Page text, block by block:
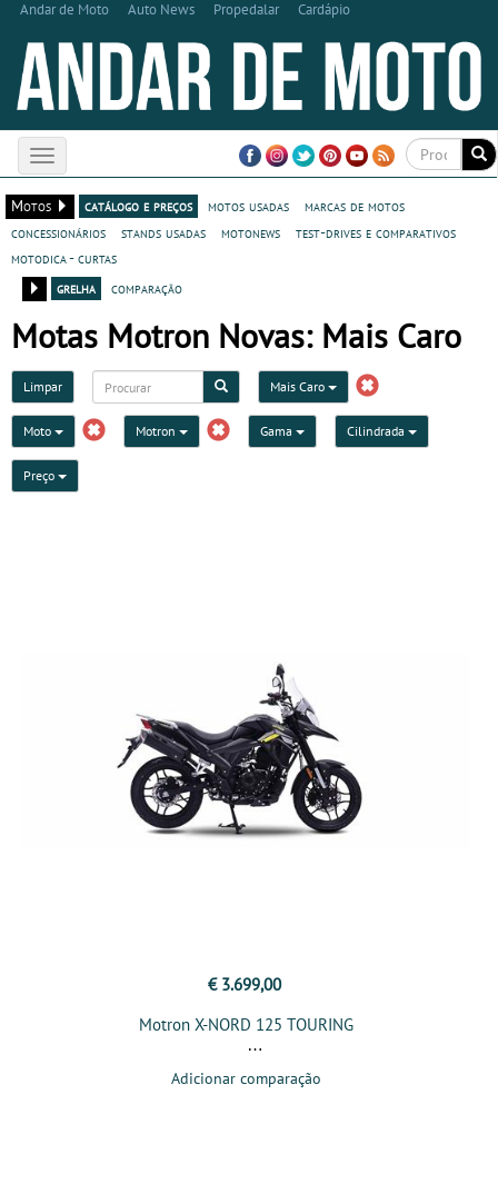
Andar de Moto Auto News Propedalar Cardápio
Toggle
navigation
Motos
catálogo e preços motos usadas
marcas de motos
concessionários
stands usadas motonews
test-drives e comparativos
motodica - curtas
grelha
comparação
Motas Motron Novas: Mais Caro
Limpar Mais Caro
Moto Motron Gama Cilindrada
Preço
€ 3.699,00
Motron X-NORD 125 TOURING
Adicionar comparação